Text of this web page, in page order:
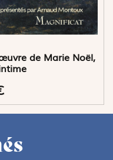
de Marie Noël,